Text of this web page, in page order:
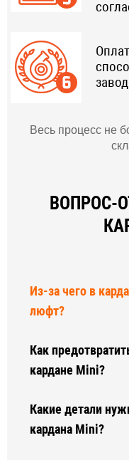
Весь процесс не
ВОПРОС-
Из-за чего в
люфт?
Как
кардане Mini?
Какие детали
кардана Mini?